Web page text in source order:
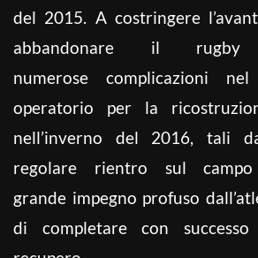
del 2015. A costringere
abbandonare il
numerose complicazioni
operatorio per la
nell’inverno del 2016, tali
regolare rientro sul
grande impegno profuso
di completare con